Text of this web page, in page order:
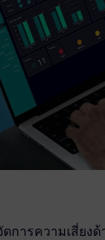
ดการความเสี่ย